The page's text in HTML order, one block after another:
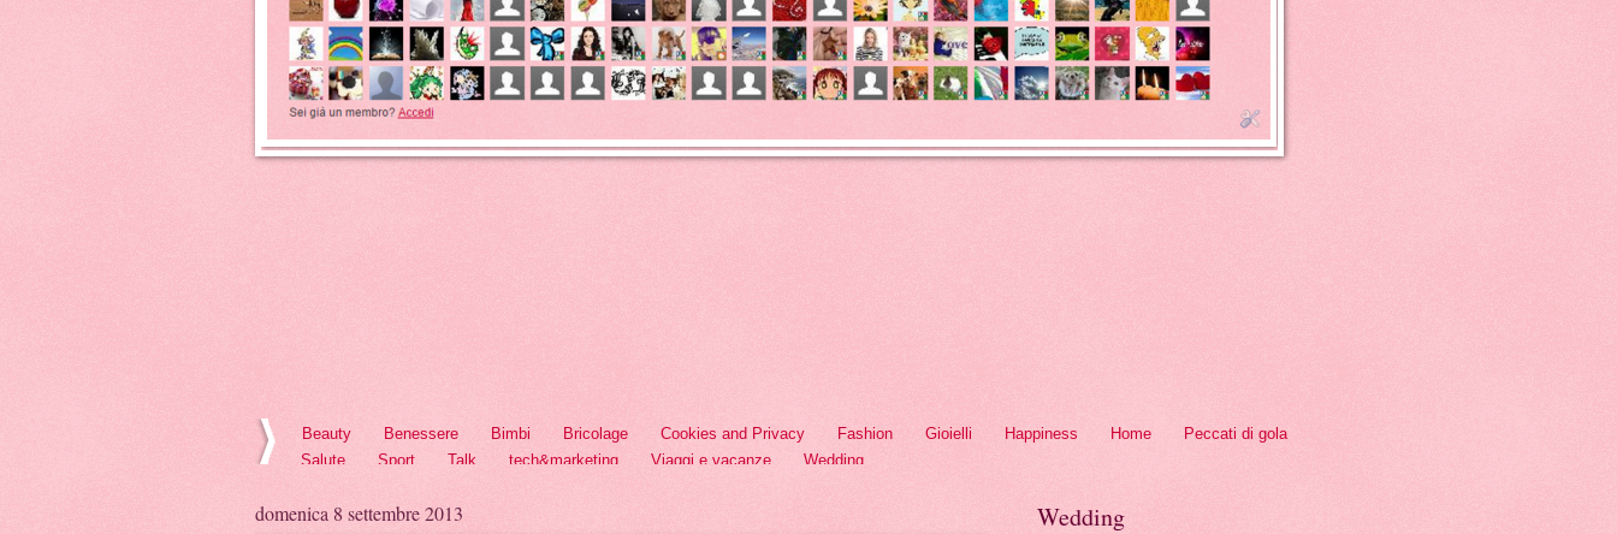
Beauty Benessere Bimbi Bricolage Cookies and Privacy Fashion Gioielli Happiness Home
Peccati di gola
Salute
Sport Talk tech&marketing Viaggi e vacanze Wedding
domenica 8 settembre 2013 Wedding